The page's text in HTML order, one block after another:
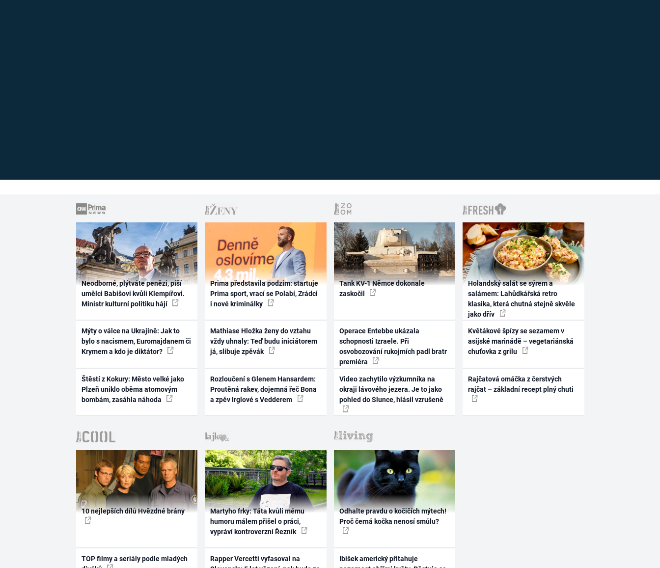
Neodborné, plýtváte penězi, píší
umělci Babišovi kvůli Klempířovi.
Ministr kulturní politiku hájí
Mýty o válce na Ukrajině: Jak to
bylo s nacismem, Euromajdanem či
Krymem a kdo je diktátor?
Štěstí z Kokury: Město velké jako
Plzeň uniklo oběma atomovým
bombám, zasáhla náhoda
Prima představila podzim: startuje
Prima sport, vrací se Polabí, Zrádci
i nové kriminálky
Mathiase Hložka ženy do vztahu
vždy uhnaly: Teď budu iniciátorem
já, slibuje zpěvák
Rozloučení s Glenem Hansardem:
Proutěná rakev, dojemná řeč Bona
a zpěv Irglové s Vedderem
Tank KV-1 Němce dokonale
zaskočil
Operace Entebbe ukázala
schopnosti Izraele. Při
osvobozování rukojmích padl bratr
premiéra
Video zachytilo výzkumníka na
okraji lávového jezera. Je to jako
pohled do Slunce, hlásil vzrušeně
Holandský salát se sýrem a
salámem: Lahůdkářská retro
klasika, která chutná stejně skvěle
jako dřív
Květákové špízy se sezamem v
asijské marinádě – vegetariánská
chuťovka z grilu
Rajčatová omáčka z čerstvých
rajčat – základní recept plný chuti
10 nejlepších dílů Hvězdné brány
TOP filmy a seriály podle mladých
Martyho frky: Táta kvůli mému
humoru málem přišel o práci,
vypráví kontroverzní Řezník
Rapper Vercetti vyfasoval na
Odhalte pravdu o kočičích mýtech!
Proč černá kočka nenosí smůlu?
Ibišek americký přitahuje